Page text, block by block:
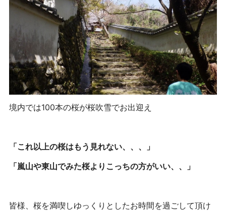
境内では100本の桜が桜吹雪でお出迎え
「これ以上の桜はもう見れない、、、」
「嵐山や東山でみた桜よりこっちの方がいい、、」
皆様、桜を満喫しゆっくりとしたお時間を過ごして頂け